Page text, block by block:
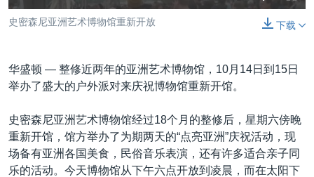
美国建国250周年
重要讲话与声明
南中国海争端
关注西藏
关注我们
其他语言网站
下载
史密森尼亚洲艺术博物馆重新开放
华盛顿 — 整修近两年的亚洲艺术博物馆，10月14日到15日
举办了盛大的户外派对来庆祝博物馆重新开馆。
史密森尼亚洲艺术博物馆经过18个月的整修后，星期六傍晚
重新开馆，馆方举办了为期两天的“点亮亚洲”庆祝活动，现
场备有亚洲各国美食，民俗音乐表演，还有许多适合亲子同
乐的活动。今天博物馆从下午六点开放到凌晨，而在太阳下